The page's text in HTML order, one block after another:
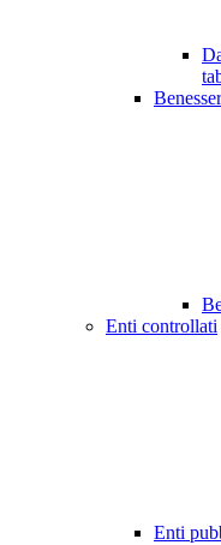
Enti controllati
Enti